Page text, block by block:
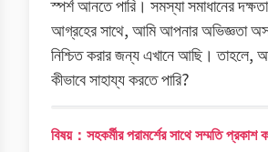
আগ্রহের সাথে, আমি আপনার অভিজ্ঞতা
নিশ্চিত করার জন্য এখানে আছি।
কীভাবে সাহায্য করতে পারি?
বিষয়：সহকর্মীর পরামর্শের সাথে সম্মতি প্রকাশ